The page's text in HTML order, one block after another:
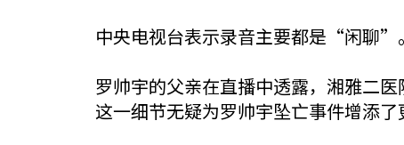
中央电视台表示录音主要都是“闲聊”
罗帅宇的父亲在直播中透露，湘雅二
这一细节无疑为罗帅宇坠亡事件增添